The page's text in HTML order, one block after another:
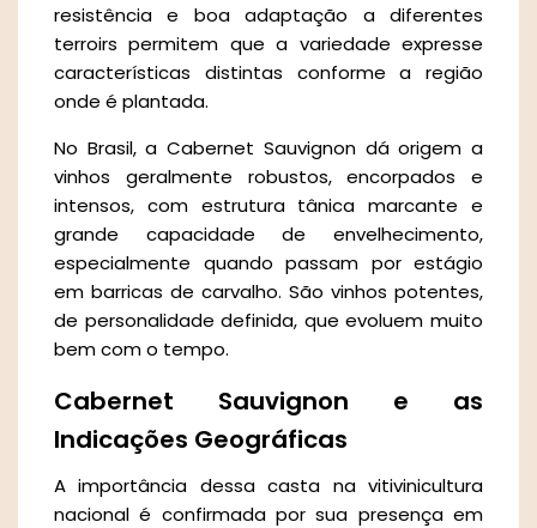
resistência e boa adaptação a diferentes
terroirs permitem que a variedade expresse
características distintas conforme a região
onde é plantada.
No Brasil, a Cabernet Sauvignon dá origem a
vinhos geralmente robustos, encorpados e
intensos, com estrutura tânica marcante e
grande capacidade de envelhecimento,
especialmente quando passam por estágio
em barricas de carvalho. São vinhos potentes,
de personalidade definida, que evoluem muito
bem com o tempo.
Cabernet Sauvignon e as
Indicações Geográficas
A importância dessa casta na vitivinicultura
nacional é confirmada por sua presença em